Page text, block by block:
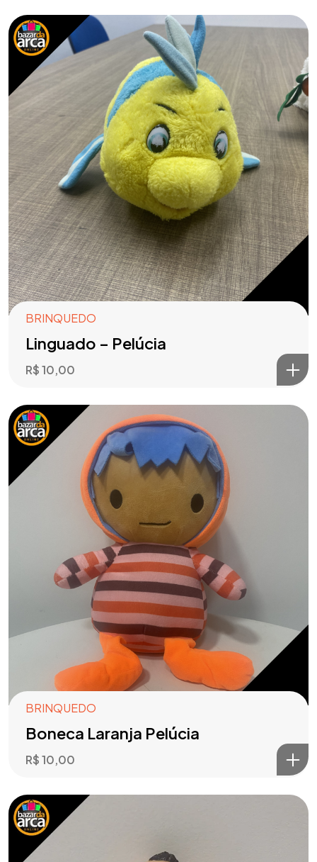
BRINQUEDO
Linguado – Pelúcia
R$10,00
BRINQUEDO
Boneca Laranja Pelúcia
R$10,00